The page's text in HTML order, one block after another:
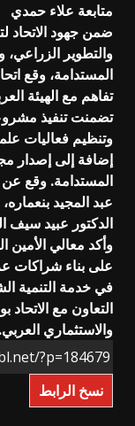
متابعة علاء حمدي
ضمن جهود الاتحاد
والتطوير الزراعي،
المستدامة، وقع
تفاهم مع الهيئة
تضمنت تنفيذ
وتنظيم فعاليات
إضافة إلى إصدار
المستدامة. وقع عن
عبد المجيد
الدكتور عبيد سيف
وأكد معالي
على بناء شراكات
في خدمة التنمية
التعاون مع
والاستثماري العربي.
نسخ الرابط